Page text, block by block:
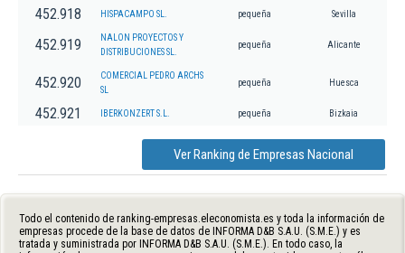
452.918 HISPACAMPO SL. pequeña Sevilla
452.919
NALON PROYECTOS Y
DISTRIBUCIONES SL.
pequeña Alicante
452.920
COMERCIAL PEDRO ARCHS
SL
pequeña Huesca
452.921 IBERKONZERT S.L. pequeña Bizkaia
Ver Ranking de Empresas Nacional
Todo el contenido de ranking-empresas.eleconomista.es y toda la información de
empresas procede de la base de datos de INFORMA D&B S.A.U. (S.M.E.) y es
tratada y suministrada por INFORMA D&B S.A.U. (S.M.E.). En todo caso, la